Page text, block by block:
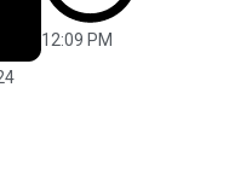
12:09 PM